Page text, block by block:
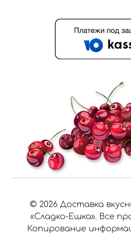
© 2026 Доставка
«Сладко-Ешка». Все
Копирование